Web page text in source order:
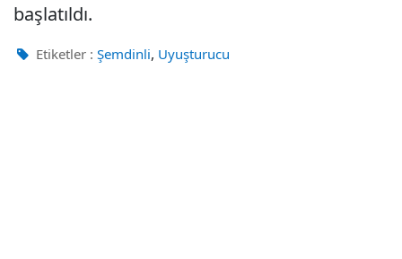
başlatıldı.
Etiketler : Şemdinli, Uyuşturucu